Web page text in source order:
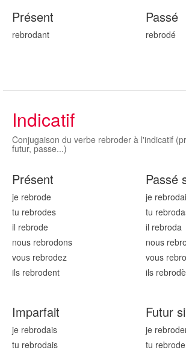
Présent
rebrodant
Passé
rebrodé
Indicatif
Conjugaison du verbe rebroder à l'indicatif
futur, passe...)
Présent
je rebrode
tu rebrodes
il rebrode
nous rebrodons
vous rebrodez
ils rebrodent
Passé
je rebrodai
tu rebrod
il rebroda
nous
vous
ils rebrod
Imparfait
je rebrodais
tu rebrodais
Futur
je rebrod
tu rebrod